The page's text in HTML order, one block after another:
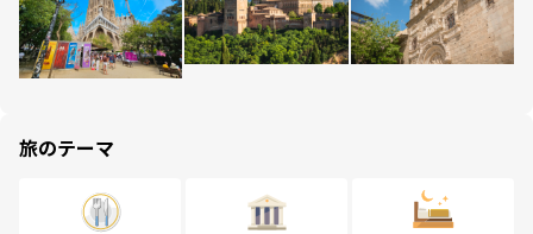
旅のテーマ